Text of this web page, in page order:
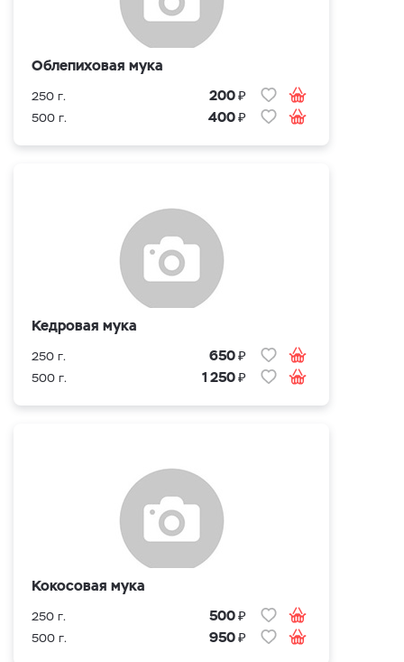
Облепиховая мука
250 г. 200₽
500 г. 400₽
Кедровая мука
250 г. 650₽
500 г. 1 250₽
Кокосовая мука
250 г. 500₽
500 г. 950₽